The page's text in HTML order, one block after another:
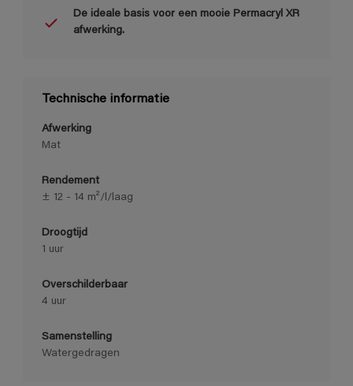
De ideale basis voor een mooie Permacryl XR
afwerking.
Technische informatie
Afwerking
Mat
Rendement
± 12 - 14 m²/l/laag
Droogtijd
1 uur
Overschilderbaar
4 uur
Samenstelling
Watergedragen